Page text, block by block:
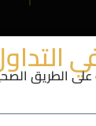
الطريق